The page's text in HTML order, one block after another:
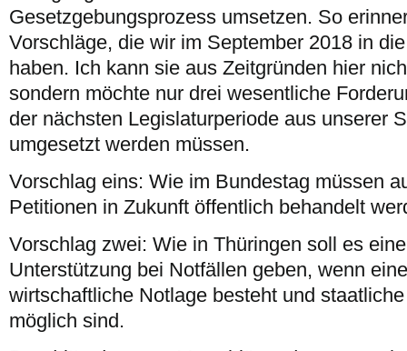
Gesetzgebungsprozess umsetzen. So
Vorschläge, die wir im September 2018 in
haben. Ich kann sie aus Zeitgründen hier
sondern möchte nur drei wesentliche
der nächsten Legislaturperiode aus unserer
umgesetzt werden müssen.
Vorschlag eins: Wie im Bundestag müssen
Petitionen in Zukunft öffentlich behandelt
Vorschlag zwei: Wie in Thüringen soll es
Unterstützung bei Notfällen geben, wenn
wirtschaftliche Notlage besteht und
möglich sind.